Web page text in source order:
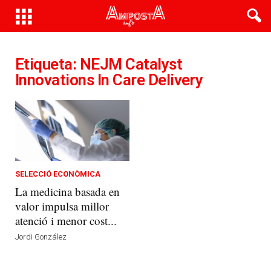
Etiqueta: NEJM Catalyst
Innovations In Care Delivery
SELECCIÓ ECONÒMICA
La medicina basada en
valor impulsa millor
atenció i menor cost...
Jordi González